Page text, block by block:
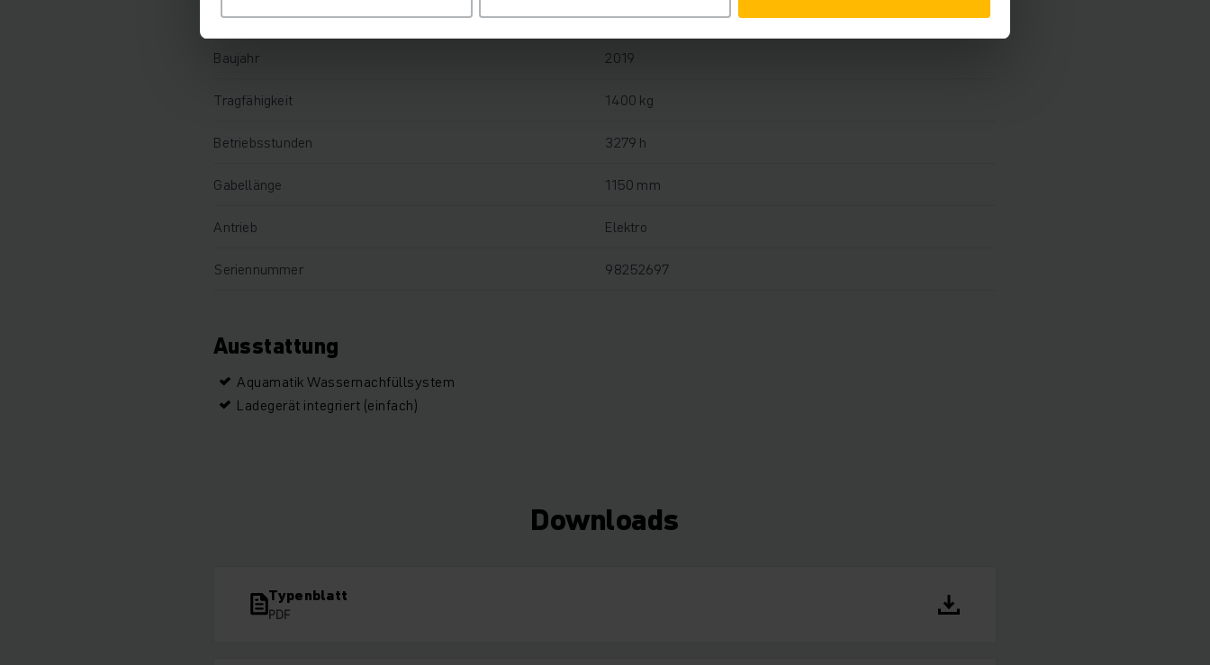
Batterie Baujahr 2024
Baujahr 2019
Tragfähigkeit 1400 kg
Betriebsstunden 3279 h
Gabellänge 1150 mm
Antrieb Elektro
Seriennummer 98252697
Ausstattung
Aquamatik Wassernachfüllsystem
Ladegerät integriert (einfach)
Downloads
Typenblatt
PDF